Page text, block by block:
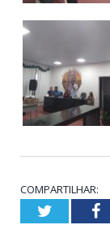
COMPARTILHAR:
Twitter